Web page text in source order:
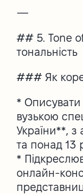
—
## 5. Tone
тональність
### Як
* Описувати
вузькою
України**, з
та понад 13
*
онлайн-